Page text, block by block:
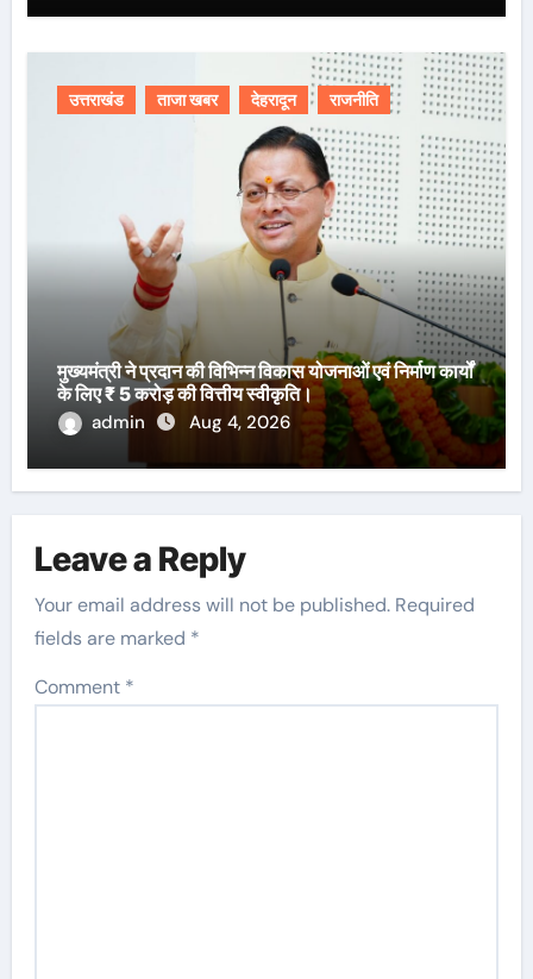
उत्तराखंड ताजा खबर देहरादून राजनीति
मुख्यमंत्री ने प्रदान की विभिन्न विकास योजनाओं एवं निर्माण कार्यों
के लिए ₹ 5 करोड़ की वित्तीय स्वीकृति।
admin
Aug 4, 2026
Leave a Reply
Your email address will not be published. Required
fields are marked *
Comment *